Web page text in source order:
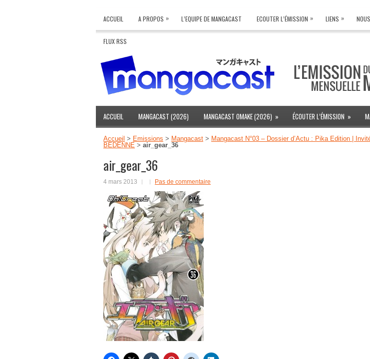
ACCUEIL A PROPOS » L’EQUIPE DE MANGACAST ECOUTER L’ÉMISSION » LIENS »
FLUX RSS
ACCUEIL MANGACAST (2026) MANGACAST OMAKE (2026) » ÉCOUTER L’ÉMISSION »
Accueil > Emissions > Mangacast > Mangacast N°03 – Dossier d’Actu : Pika Edition |
BEDENNE > air_gear_36
air_gear_36
4 mars 2013 Pas de commentaire